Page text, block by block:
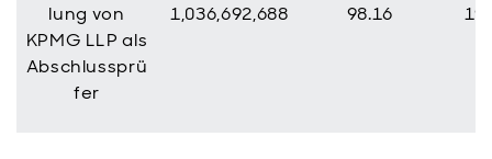
lung von
KPMG LLP als
Abschlussprü
fer
1,036,692,688 98.16